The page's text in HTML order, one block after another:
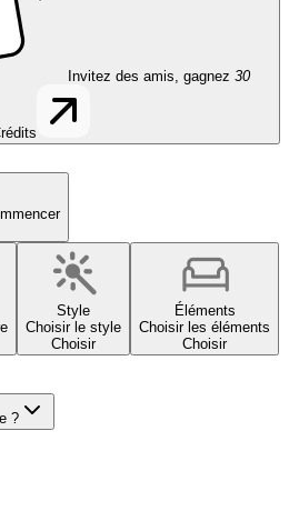
Invitez des amis, gagnez 30
Style
Choisir le style
Choisir
Éléments
Choisir les éléments
Choisir
?